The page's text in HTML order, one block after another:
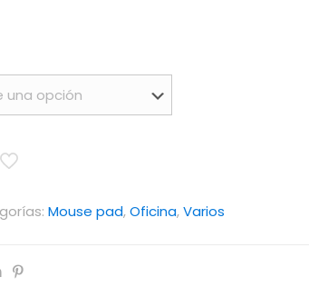
Mouse pad,Oficina,Varios